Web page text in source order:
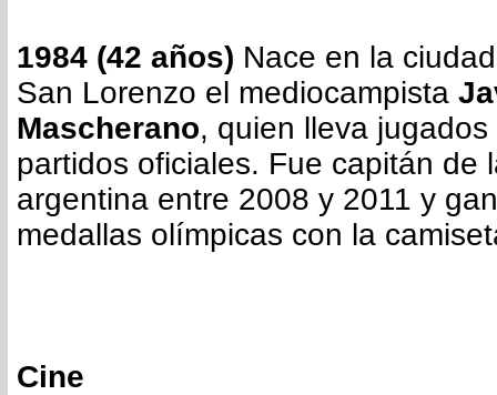
1984 (42 años) Nace en la
San Lorenzo el mediocampista
Mascherano, quien lleva
partidos oficiales. Fue capitán de
argentina entre 2008 y 2011 y
medallas olímpicas con la
Cine